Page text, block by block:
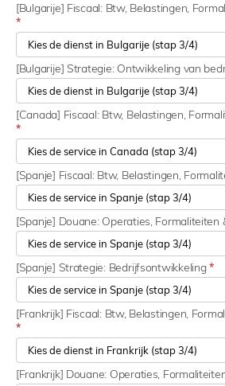
[Bulgarije] Fiscaal: Btw, Belastingen,
*
[Bulgarije] Strategie: Ontwikkeling van
[Canada] Fiscaal: Btw, Belastingen,
*
[Spanje] Fiscaal: Btw, Belastingen,
[Spanje] Douane: Operaties,
[Spanje] Strategie: Bedrijfsontwikkeling*
[Frankrijk] Fiscaal: Btw, Belastingen,
*
[Frankrijk] Douane: Operaties,